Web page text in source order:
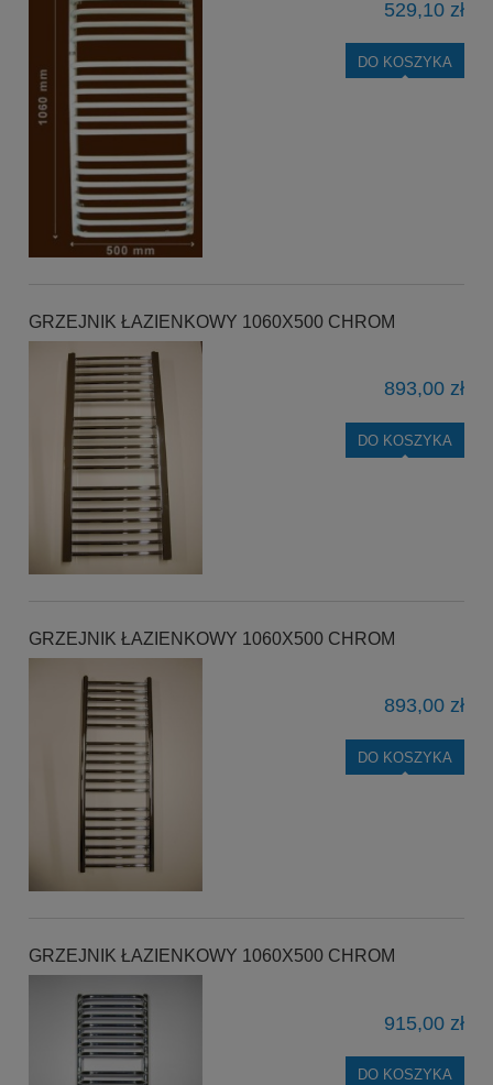
529,10 zł
DO KOSZYKA
GRZEJNIK ŁAZIENKOWY 1060X500 CHROM
893,00 zł
DO KOSZYKA
GRZEJNIK ŁAZIENKOWY 1060X500 CHROM
893,00 zł
DO KOSZYKA
GRZEJNIK ŁAZIENKOWY 1060X500 CHROM
915,00 zł
DO KOSZYKA